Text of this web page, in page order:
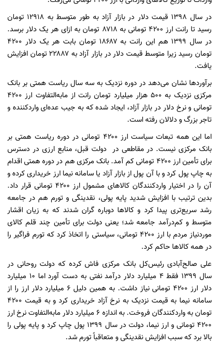
در سال ۱۳۹۸ قیمت دلار در بازار آزاد به طور متوسط به ۱۲۹۱۸ تومان
رسید تا رانت ارز ۴۲۰۰ تومانی به ۸۷۱۸ تومان به ازای هر یک دلار برسد.
در سال ۱۳۹۹ هم این رانت به ۱۸۶۸۷ تومان بابت هر یک دلار ۴۲۰۰
تومان رسید زیرا متوسط قیمت دلار در بازار آزاد به ۲۲۸۸۷ تومان افزایش
یافت.
برآوردها نشان می‌دهد در دوره نزدیک به سه سال ریاست همتی بر بانک
مرکزی نزدیک به ۵۰۰ هزار میلیارد تومان رانت از مابه‌التفاوت ارز ۴۲۰۰
تومانی و نرخ دلار در بازار آزاد، ایجاد شده که به جیب عده‌ای واردکننده و
تاجر بزرگ و دلالان رفته است.
اما این همه تبعات سیاست ارز ۴۲۰۰ تومانی در دوره ریاست همتی بر
بانک مرکزی نیست. در مقاطعی در دولت قبل، منابع ارزی در دسترس
برای تأمین ارز ۴۲۰۰ تومانی کم آمد. بانک مرکزی هم در دوره همتی اقدام
به چاپ پول کرد و با آن پول از بازار آزاد یا سامانه نیما ارز خریداری کرده و
آن را در اختیار واردکنندگان کالاهای مشمول ارز ۴۲۰۰ تومانی قرار داد.
بدین ترتیب با افزایش شدید پایه پولی، نقدینگی و تورم هم در جامعه
رشد سریع‌تری پیدا کرد و کالاها دوباره گران شدند که به زیان اقشار
متوسط و کم‌درآمد جامعه شد؛ یعنی دولت برای تأمین چند قلم کالای
موردنیاز مردم با ارز ۴۲۰۰ تومانی، سیاستی را اتخاذ کرد که تورم فراگیر را
در همه کالاها حاکم کرد.
علی صالح‌آبادی رئیس‌کل بانک مرکزی فاش کرده که دولت روحانی در
سال ۱۳۹۹ فقط ۴ میلیارد دلار درآمد نفتی به دست آورد اما ۱۰ میلیارد
دلار ارز ۴۲۰۰ تومانی نیاز داشت. به همین دلیل ۶ میلیارد دلار ارز را از
سامانه نیما به قیمت نزدیک به نرخ آزاد خریداری کرد و به قیمت ۴۲۰۰
تومان به واردکنندگان فروخت. به اندازه ۶ میلیارد دلار مابه‌التفاوت نرخ ارز
۴۲۰۰ تومانی و ارز نیما، دولت در سال ۱۳۹۹ پول چاپ کرد و پایه پولی را
بالا برد که سبب افزایش نقدینگی و متعاقباً تورم شد.